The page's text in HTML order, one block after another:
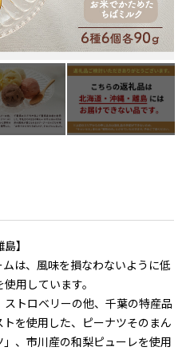
】
は、風味を損なわないように低
用しています。
トロベリーの他、千葉の特産品
を使用した、ピーナツそのまん
、市川産の和梨ピューレを使用